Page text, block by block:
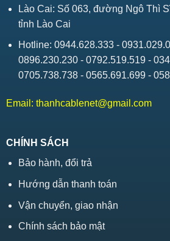
Lào Cai: Số 063, đường Ngô Thì
tỉnh Lào Cai
Hotline: 0944.628.333 -
0896.230.230 - 0792.519.519 -
0705.738.738 - 0565.691.699 -
Email: thanhcablenet@gmail.com
CHÍNH SÁCH
Bảo hành, đổi trả
Hướng dẫn thanh toán
Vận chuyển, giao nhận
Chính sách bảo mật